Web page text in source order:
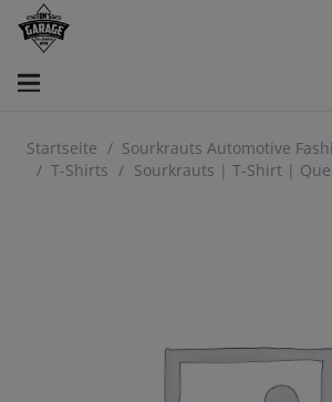
Startseite / Sourkrauts Automotive
/ T-Shirts / Sourkrauts | T-Shirt |